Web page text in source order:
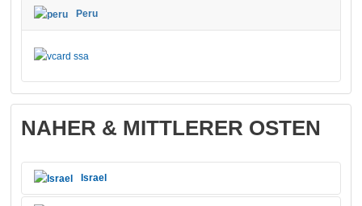
Peru
NAHER & MITTLERER OSTEN
Israel